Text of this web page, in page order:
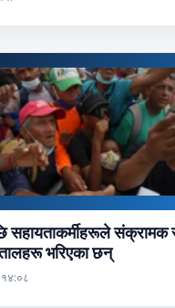
सहायताकर्मीहरूले संक्रामक
भरिएका छन्